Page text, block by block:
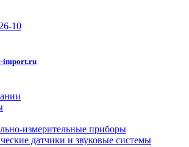
10
import.ru
измерительные приборы
датчики и звуковые системы